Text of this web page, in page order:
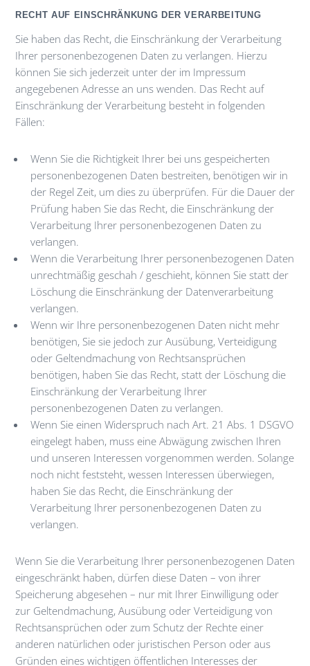
RECHT AUF EINSCHRÄNKUNG DER VERARBEITUNG
Sie haben das Recht, die Einschränkung der Verarbeitung
Ihrer personenbezogenen Daten zu verlangen. Hierzu
können Sie sich jederzeit unter der im Impressum
angegebenen Adresse an uns wenden. Das Recht auf
Einschränkung der Verarbeitung besteht in folgenden
Fällen:
Wenn Sie die Richtigkeit Ihrer bei uns gespeicherten
personenbezogenen Daten bestreiten, benötigen wir in
der Regel Zeit, um dies zu überprüfen. Für die Dauer der
Prüfung haben Sie das Recht, die Einschränkung der
Verarbeitung Ihrer personenbezogenen Daten zu
verlangen.
Wenn die Verarbeitung Ihrer personenbezogenen Daten
unrechtmäßig geschah / geschieht, können Sie statt der
Löschung die Einschränkung der Datenverarbeitung
verlangen.
Wenn wir Ihre personenbezogenen Daten nicht mehr
benötigen, Sie sie jedoch zur Ausübung, Verteidigung
oder Geltendmachung von Rechtsansprüchen
benötigen, haben Sie das Recht, statt der Löschung die
Einschränkung der Verarbeitung Ihrer
personenbezogenen Daten zu verlangen.
Wenn Sie einen Widerspruch nach Art. 21 Abs. 1 DSGVO
eingelegt haben, muss eine Abwägung zwischen Ihren
und unseren Interessen vorgenommen werden. Solange
noch nicht feststeht, wessen Interessen überwiegen,
haben Sie das Recht, die Einschränkung der
Verarbeitung Ihrer personenbezogenen Daten zu
verlangen.
Wenn Sie die Verarbeitung Ihrer personenbezogenen Daten
eingeschränkt haben, dürfen diese Daten – von ihrer
Speicherung abgesehen – nur mit Ihrer Einwilligung oder
zur Geltendmachung, Ausübung oder Verteidigung von
Rechtsansprüchen oder zum Schutz der Rechte einer
anderen natürlichen oder juristischen Person oder aus
Gründen eines wichtigen öffentlichen Interesses der